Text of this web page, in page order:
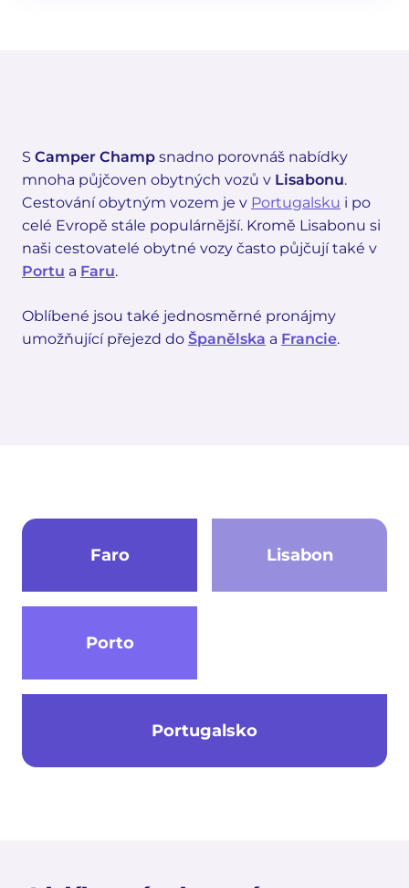
S Camper Champ snadno porovnáš nabídky
mnoha půjčoven obytných vozů v Lisabonu.
Cestování obytným vozem je v Portugalsku i po
celé Evropě stále populárnější. Kromě Lisabonu si
naši cestovatelé obytné vozy často půjčují také v
Portu a Faru.
Oblíbené jsou také jednosměrné pronájmy
umožňující přejezd do Španělska a Francie.
Faro Lisabon
Porto
Portugalsko